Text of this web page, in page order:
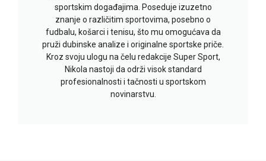
sportskim događajima. Poseduje izuzetno
znanje o različitim sportovima, posebno o
fudbalu, košarci i tenisu, što mu omogućava da
pruži dubinske analize i originalne sportske priče.
Kroz svoju ulogu na čelu redakcije Super Sport,
Nikola nastoji da održi visok standard
profesionalnosti i tačnosti u sportskom
novinarstvu.